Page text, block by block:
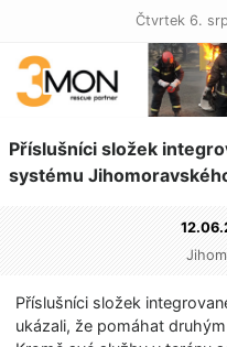
Čtvrtek 6.
Příslušníci složek
systému
Příslušníci složek
ukázali, že pomáhat